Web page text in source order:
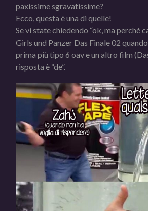
paxissime sgravatissime?
Ecco, questa è una di quelle!
Se vi state chiedendo “ok, ma perché
Girls und Panzer Das Finale 02 quando
prima più tipo 6 oav e un altro film
risposta è “de”.